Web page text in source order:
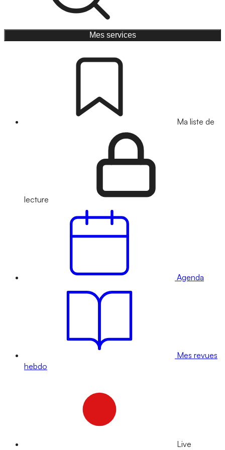
Mes services
Ma liste de
lecture
Agenda
Mes revues
hebdo
Live